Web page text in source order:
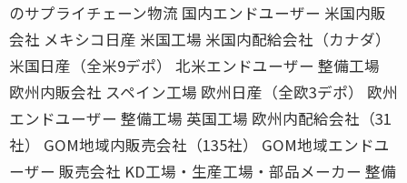
のサプライチェーン物流 国内エンドユーザー 米国内販
会社 メキシコ日産 米国工場 米国内配給会社（カナダ）
米国日産（全米9デポ） 北米エンドユーザー 整備工場
欧州内販会社 スペイン工場 欧州日産（全欧3デポ） 欧州
エンドユーザー 整備工場 英国工場 欧州内配給会社（31
社） GOM地域内販売会社（135社） GOM地域エンドユ
ーザー 販売会社 KD工場・生産工場・部品メーカー 整備